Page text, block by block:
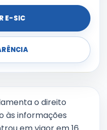
E-SIC
o direito
às informações